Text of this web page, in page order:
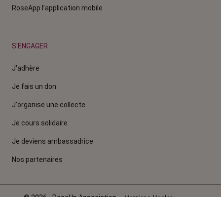
RoseApp l’application mobile
S'ENGAGER
J'adhère
Je fais un don
J'organise une collecte
Je cours solidaire
Je deviens ambassadrice
Nos partenaires